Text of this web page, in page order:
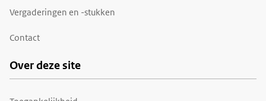
Vergaderingen en -stukken
Contact
Over deze site